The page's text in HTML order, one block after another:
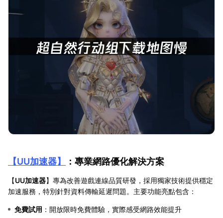
【UU加速器】 ：專業網路優化解決方案
【UU加速器】專為改善遊戲連線品質研發，採用獨家技術提供穩定
加速服務，特別針對資料傳輸延遲問題。主要功能亮點包含：
免費試用 ：開放限時免費體驗，實際感受網路效能提升